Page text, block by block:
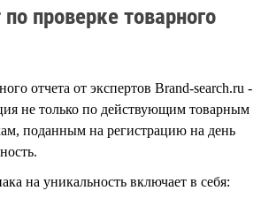
проверке товарного
отчета от экспертов Brand-search.ru -
не только по действующим товарным
поданным на регистрацию на день
на уникальность включает в себя: